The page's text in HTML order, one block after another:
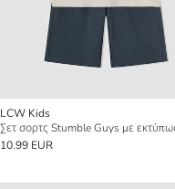
LCW Kids
10.99 EUR